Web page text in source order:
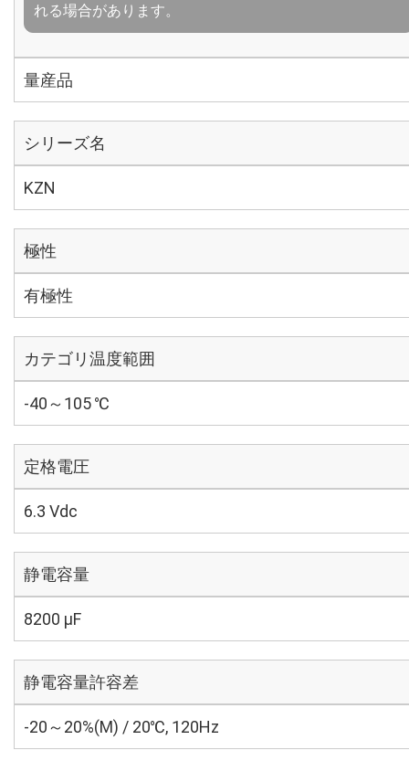
れる場合があります。
量産品
シリーズ名
KZN
極性
有極性
カテゴリ温度範囲
-40～105 ℃
定格電圧
6.3 Vdc
静電容量
8200 µF
静電容量許容差
-20～20%(M) / 20℃, 120Hz